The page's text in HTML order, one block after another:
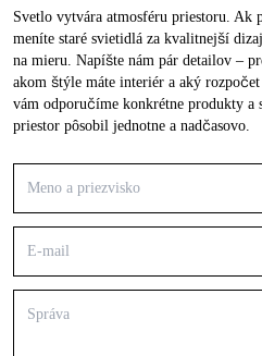
Svetlo vytvára atmosféru priestoru. Ak
meníte staré svietidlá za kvalitnejší
na mieru. Napíšte nám pár detailov –
akom štýle máte interiér a aký
vám odporučíme konkrétne produkty a
priestor pôsobil jednotne a nadčasovo.